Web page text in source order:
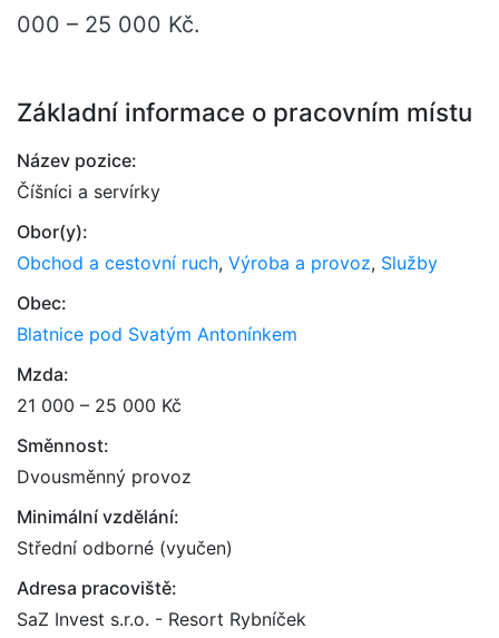
000 – 25 000 Kč.
Základní informace o pracovním místu
Název pozice:
Číšníci a servírky
Obor(y):
Obchod a cestovní ruch, Výroba a provoz, Služby
Obec:
Blatnice pod Svatým Antonínkem
Mzda:
21 000 – 25 000 Kč
Směnnost:
Dvousměnný provoz
Minimální vzdělání:
Střední odborné (vyučen)
Adresa pracoviště:
SaZ Invest s.r.o. - Resort Rybníček